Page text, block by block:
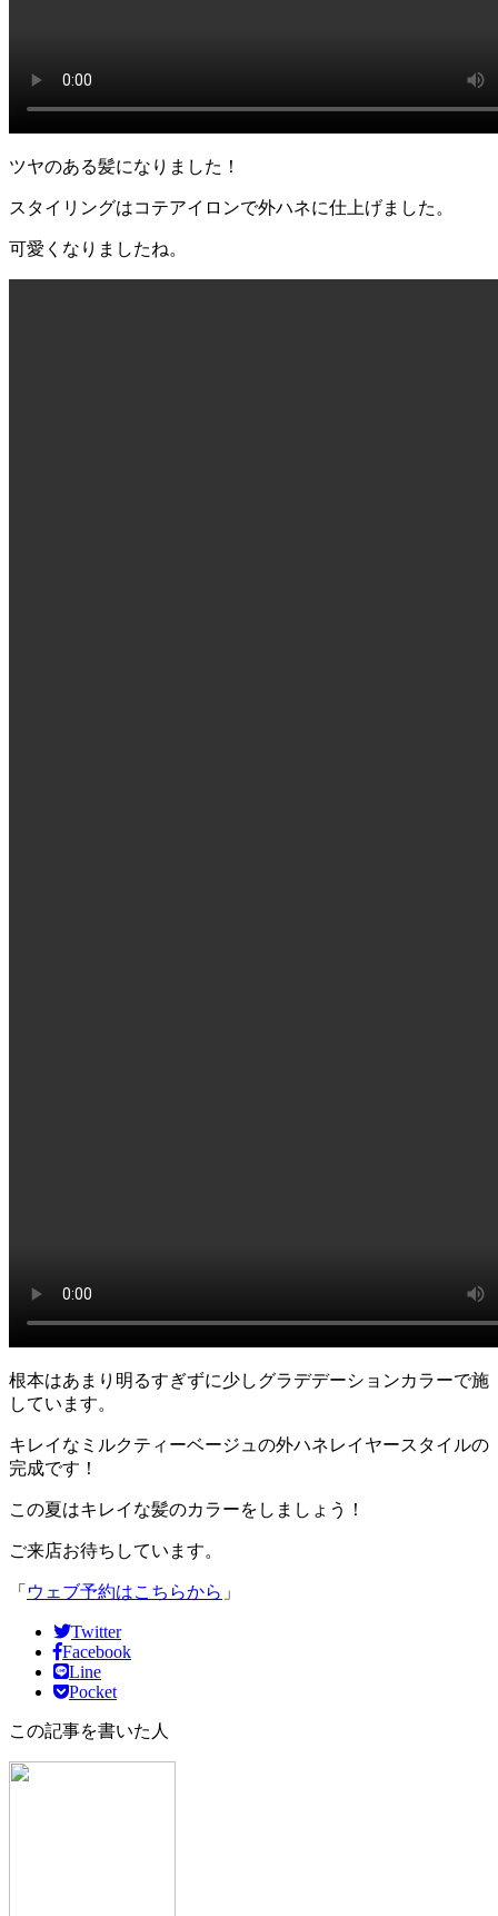
ツヤのある髪になりました！
スタイリングはコテアイロンで外ハネに仕上げました。
可愛くなりましたね。
根本はあまり明るすぎずに少しグラデデーションカラーで施
しています。
キレイなミルクティーベージュの外ハネレイヤースタイルの
完成です！
この夏はキレイな髪のカラーをしましょう！
ご来店お待ちしています。
「 ウェブ予約はこちらから 」
Twitter
Facebook
Line
Pocket
この記事を書いた人